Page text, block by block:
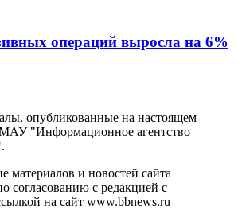
операций выросла на 6%
опубликованные на настоящем
МАУ "Информационное агентство
материалов и новостей сайта
согласованию с редакцией с
на сайт www.bbnews.ru